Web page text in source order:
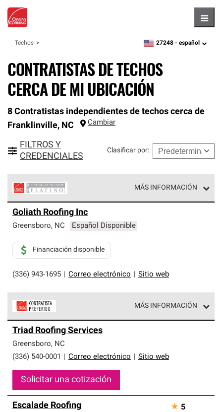
Techos zipcode,language
27248 - español
CONTRATISTAS DE TECHOS
CERCA DE MI UBICACIÓN
8 Contratistas independientes de techos cerca de
Franklinville, NC Cambiar
FILTROS Y
CREDENCIALES
Clasificar por:
MÁS INFORMACIÓN
Corning constituyen el nivel superior de nuestra red
exclusiva y cumplen con estándares estrictos de
Solo ellos pueden ofrecer nuestra mejor garantía de
sistemas de techos.
Goliath Roofing Inc
Greensboro, NC Español Disponible
(336) 943-1695 Correo electrónico Sitio web
Financiación disponible
MÁS INFORMACIÓN
parte de una red exclusiva de profesionales de techos
que cumplen con altos estándares y requisitos estrictos
de profesionalismo y confiabilidad.
Triad Roofing Services
Greensboro, NC
(336) 540-0001
Correo electrónico Sitio web
Solicitar una cotización
Escalade Roofing ★ 5